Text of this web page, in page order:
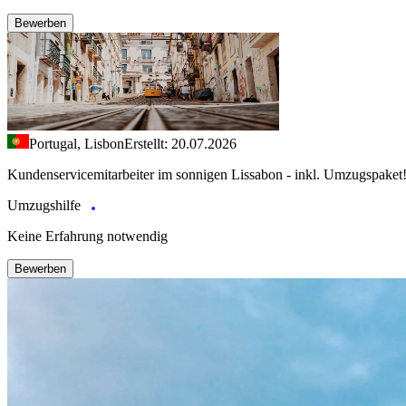
Bewerben
Portugal, LisbonErstellt: 20.07.2026
Kundenservicemitarbeiter im sonnigen Lissabon - inkl. Umzugspaket!
Umzugshilfe
Keine Erfahrung notwendig
Bewerben